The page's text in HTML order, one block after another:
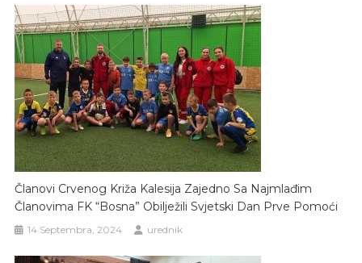
Članovi Crvenog Križa Kalesija Zajedno Sa Najmlađim
Članovima FK “Bosna” Obilježili Svjetski Dan Prve Pomoći
14 Septembra, 2024 urednik